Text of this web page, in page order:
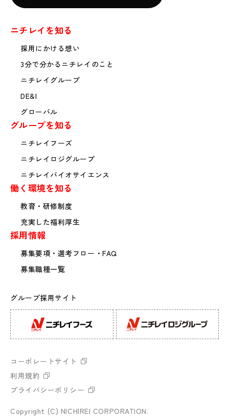
ニチレイを知る
採用にかける想い
3分で分かるニチレイのこと
ニチレイグループ
DE&I
グローバル
グループを知る
ニチレイフーズ
ニチレイロジグループ
ニチレイバイオサイエンス
働く環境を知る
教育・研修制度
充実した福利厚生
採用情報
募集要項・選考フロー・FAQ
募集職種一覧
グループ採用サイト
コーポレートサイト
利用規約
プライバシーポリシー
Copyright (C) NICHIREI CORPORATION.